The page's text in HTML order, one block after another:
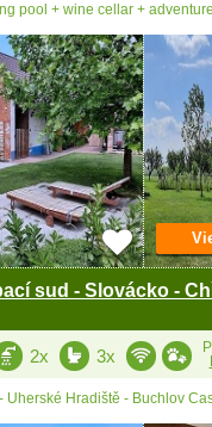
pool + wine cellar +
sud - Slovácko -
2x 3x
Uherské Hradiště - Buchlov